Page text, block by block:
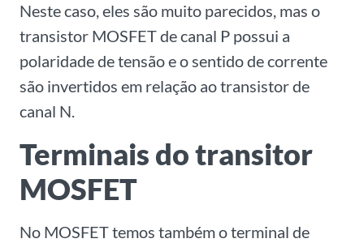
Neste caso, eles são muito parecidos, mas o
transistor MOSFET de canal P possui a
polaridade de tensão e o sentido de corrente
são invertidos em relação ao transistor de
canal N.
Terminais do transitor
MOSFET
No MOSFET temos também o terminal de